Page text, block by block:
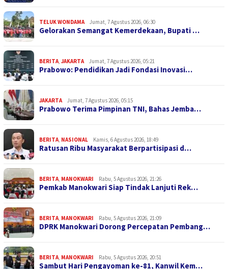
TELUK WONDAMA Jumat, 7 Agustus 2026, 06:30
Gelorakan Semangat Kemerdekaan, Bupati …
BERITA, JAKARTA Jumat, 7 Agustus 2026, 05:21
Prabowo: Pendidikan Jadi Fondasi Inovasi…
JAKARTA Jumat, 7 Agustus 2026, 05:15
Prabowo Terima Pimpinan TNI, Bahas Jemba…
BERITA, NASIONAL Kamis, 6 Agustus 2026, 18:49
Ratusan Ribu Masyarakat Berpartisipasi d…
BERITA, MANOKWARI Rabu, 5 Agustus 2026, 21:26
Pemkab Manokwari Siap Tindak Lanjuti Rek…
BERITA, MANOKWARI Rabu, 5 Agustus 2026, 21:09
DPRK Manokwari Dorong Percepatan Pembang…
BERITA, MANOKWARI Rabu, 5 Agustus 2026, 20:51
Sambut Hari Pengayoman ke-81, Kanwil Kem…